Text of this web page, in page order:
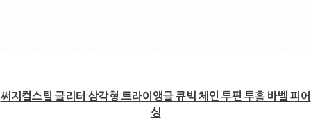
써지컬스틸 글리터 삼각형 트라이앵글 큐빅 체인 투핀 투홀 바벨 피어
싱